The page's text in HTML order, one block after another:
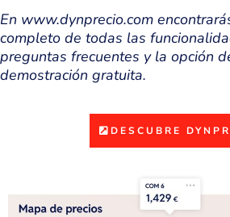
En www.dynprecio.com
completo de todas las
preguntas frecuentes y la opción
demostración gratuita.
DESCUBRE